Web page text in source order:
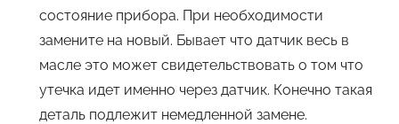
состояние прибора. При необходимости
замените на новый. Бывает что датчик весь в
масле это может свидетельствовать о том что
утечка идет именно через датчик. Конечно такая
деталь подлежит немедленной замене.